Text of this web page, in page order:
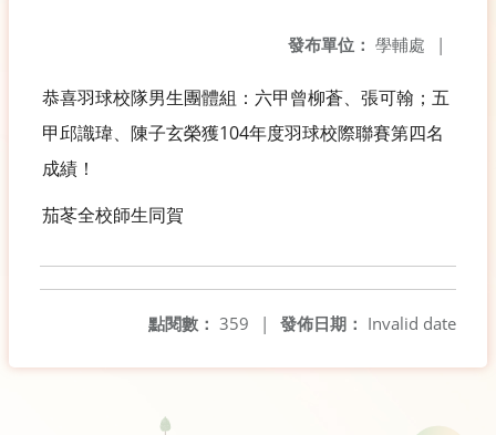
發布單位： 學輔處 |
恭喜羽球校隊男生團體組：六甲曾柳蒼、張可翰；五
甲邱識瑋、陳子玄榮獲104年度羽球校際聯賽第四名
成績！
茄苳全校師生同賀
發佈日期： Invalid date
點閱數： 359 |